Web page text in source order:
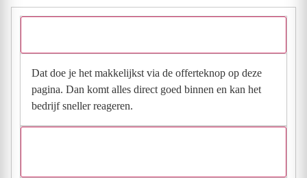
Dat doe je het makkelijkst via de offerteknop op deze
pagina. Dan komt alles direct goed binnen en kan het
bedrijf sneller reageren.